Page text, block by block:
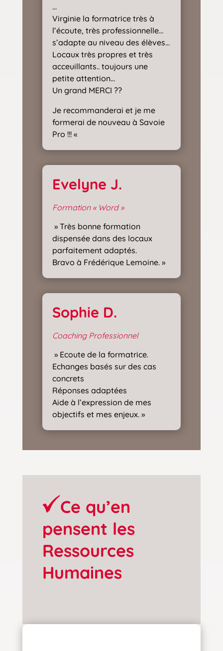
…
Virginie la formatrice très à
l’écoute, très professionnelle…
s’adapte au niveau des élèves…
Locaux très propres et très
acceuillants.. toujours une
petite attention…
Un grand MERCI ??
Je recommanderai et je me
formerai de nouveau à Savoie
Pro !!! «
Evelyne J.
Formation « Word »
» Très bonne formation
dispensée dans des locaux
parfaitement adaptés.
Bravo à Frédérique Lemoine. »
Sophie D.
Coaching Professionnel
» Ecoute de la formatrice.
Echanges basés sur des cas
concrets
Réponses adaptées
Aide à l’expression de mes
objectifs et mes enjeux. »
Ce qu’en
pensent les
Ressources
Humaines